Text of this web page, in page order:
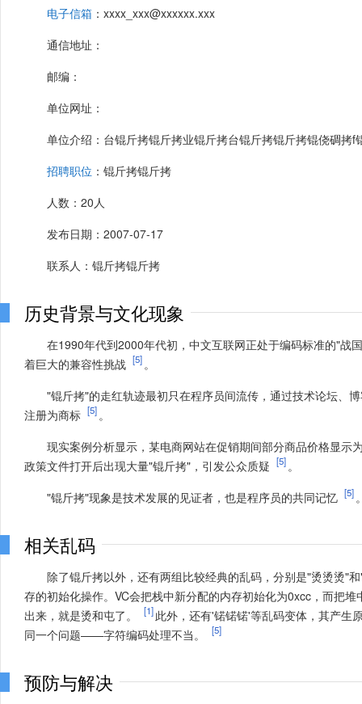
电子信箱 ：xxxx_xxx@xxxxxx.xxx
通信地址：
邮编：
单位网址：
单位介绍：台锟斤拷锟斤拷业锟斤拷台锟斤拷锟斤拷锟侥碉拷
招聘职位 ：锟斤拷锟斤拷
人数：20人
发布日期：2007-07-17
联系人：锟斤拷锟斤拷
历史背景与文化现象
在1990年代到2000年代初，中文互联网正处于编码标准的"战
着巨大的兼容性挑战 [5] 。
"锟斤拷"的走红轨迹最初只在程序员间流传，通过技术论坛、
注册为商标 [5] 。
现实案例分析显示，某电商网站在促销期间部分商品价格显
政策文件打开后出现大量"锟斤拷"，引发公众质疑 [5] 。
"锟斤拷"现象是技术发展的见证者，也是程序员的共同记忆 [5]
相关乱码
除了锟斤拷以外，还有两组比较经典的乱码，分别是"烫烫烫"
存的初始化操作。VC会把栈中新分配的内存初始化为0xcc，而把
出来，就是烫和屯了。
[1]此外，还有'锘锘锘'等乱码变体，其产生
同一个问题——字符编码处理不当。
[5]
预防与解决